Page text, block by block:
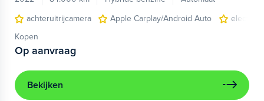
achteruitrijcamera
Apple Carplay/Android Auto
Kopen
Op aanvraag
Bekijken